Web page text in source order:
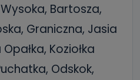
Bartosza,
Graniczna, Jasia
Koziołka
Odskok,